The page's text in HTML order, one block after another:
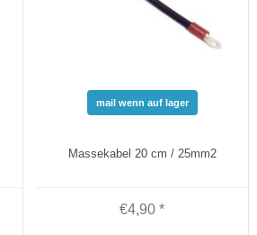
mail wenn auf lager
Massekabel 20 cm / 25mm2
€4,90 *